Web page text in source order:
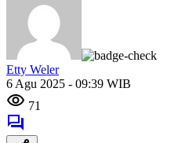
Etty Weler
6 Agu 2025 - 09:39 WIB
71